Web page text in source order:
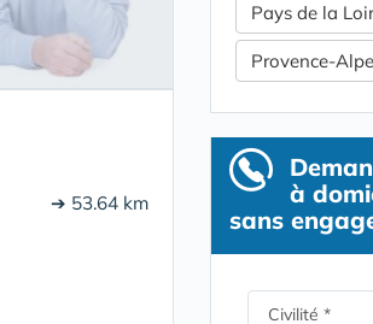
➔ 53.64 km
Pays de la
Provence-
à
sans